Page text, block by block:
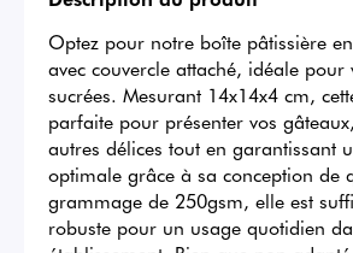
Optez pour notre boîte pâtissière
avec couvercle attaché, idéale pour
sucrées. Mesurant 14x14x4 cm,
parfaite pour présenter vos
autres délices tout en garantissant
optimale grâce à sa conception de
grammage de 250gsm, elle est
robuste pour un usage quotidien